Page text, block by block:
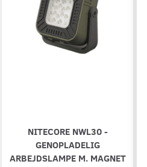
NITECORE NWL30 -
GENOPLADELIG
ARBEJDSLAMPE M. MAGNET